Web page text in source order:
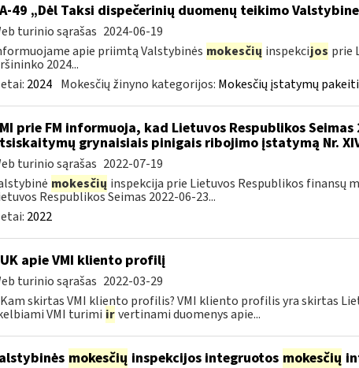
49 „Dėl Taksi dispečerinių duomenų teikimo
turinio sąrašas 2024-06-19
apie priimtą Valstybinės mokesčių inspekcijos prie
2024...
2024 Mokesčių žinyno kategorijos: Mokesčių įstatymų
prie FM informuoja, kad Lietuvos Respublikos
grynaisiais pinigais ribojimo įstatymą Nr.
turinio sąrašas 2022-07-19
mokesčių inspekcija prie Lietuvos Respublikos finansų
Respublikos Seimas 2022-06-23...
2022
apie VMI kliento profilį
turinio sąrašas 2022-03-29
skirtas VMI kliento profilis? VMI kliento profilis yra skirtas
VMI turimi ir vertinami duomenys apie...
mokesčių inspekcijos integruotos mokesčių